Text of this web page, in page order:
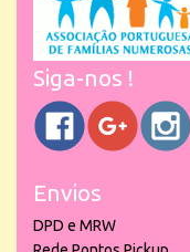
Siga-nos !
Envios
DPD e MRW